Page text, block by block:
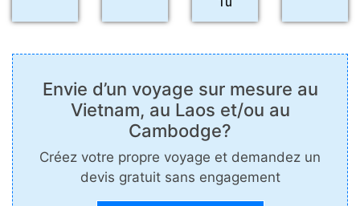
Envie d’un voyage sur mesure au
Vietnam, au Laos et/ou au
Cambodge?
Créez votre propre voyage et demandez un
devis gratuit sans engagement